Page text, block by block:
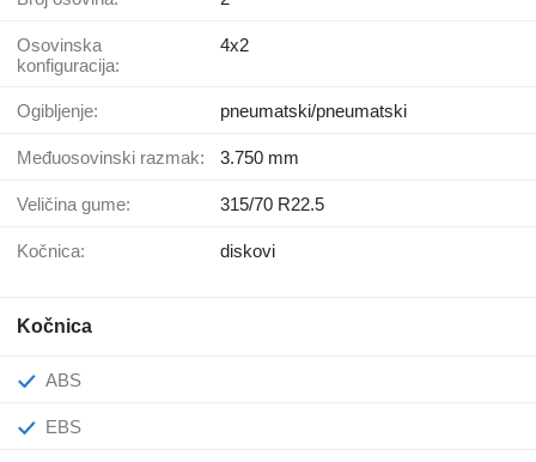
Osovinska
konfiguracija:
4x2
Ogibljenje: pneumatski/pneumatski
Međuosovinski razmak: 3.750 mm
Veličina gume: 315/70 R22.5
Kočnica: diskovi
Kočnica
ABS
EBS